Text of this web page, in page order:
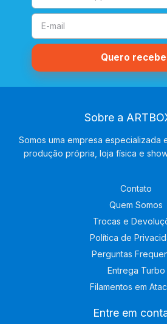
Sobre a
Somos uma empresa especializada
produção própria, loja física e
Contato
Quem Somos
Trocas e
Política de
Perguntas
Entrega Turbo
Filamentos em
Entre em